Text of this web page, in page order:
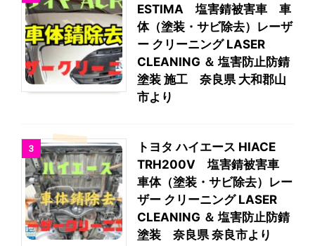
ESTIMA 塩害錆被害車 車
体（塗装・サビ除去）レーザ
ー クリーニング LASER
CLEANING ＆ 塩害防止防錆
塗装 施工 奈良県 大和郡山
市より
3
トヨタ ハイエース HIACE
TRH200V 塩害錆被害車
車体（塗装・サビ除去）レー
ザー クリーニング LASER
CLEANING ＆ 塩害防止防錆
塗装 奈良県 奈良市より